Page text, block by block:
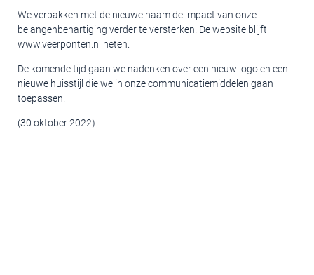
We verpakken met de nieuwe naam de impact van onze
belangenbehartiging verder te versterken. De website blijft
www.veerponten.nl heten.
De komende tijd gaan we nadenken over een nieuw logo en een
nieuwe huisstijl die we in onze communicatiemiddelen gaan
toepassen.
(30 oktober 2022)